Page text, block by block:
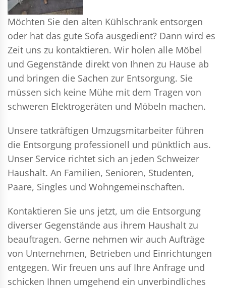
Möchten Sie den alten Kühlschrank entsorgen
oder hat das gute Sofa ausgedient? Dann wird es
Zeit uns zu kontaktieren. Wir holen alle Möbel
und Gegenstände direkt von Ihnen zu Hause ab
und bringen die Sachen zur Entsorgung. Sie
müssen sich keine Mühe mit dem Tragen von
schweren Elektrogeräten und Möbeln machen.
Unsere tatkräftigen Umzugsmitarbeiter führen
die Entsorgung professionell und pünktlich aus.
Unser Service richtet sich an jeden Schweizer
Haushalt. An Familien, Senioren, Studenten,
Paare, Singles und Wohngemeinschaften.
Kontaktieren Sie uns jetzt, um die Entsorgung
diverser Gegenstände aus ihrem Haushalt zu
beauftragen. Gerne nehmen wir auch Aufträge
von Unternehmen, Betrieben und Einrichtungen
entgegen. Wir freuen uns auf Ihre Anfrage und
schicken Ihnen umgehend ein unverbindliches